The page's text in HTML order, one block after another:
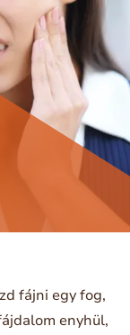
fájni egy fog,
enyhül,